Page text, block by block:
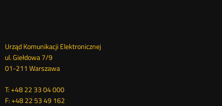
Dane
kontaktowe
Urząd Komunikacji Elektronicznej
ul. Giełdowa 7/9
01-211 Warszawa
T: +48 22 33 04 000
F: +48 22 53 49 162